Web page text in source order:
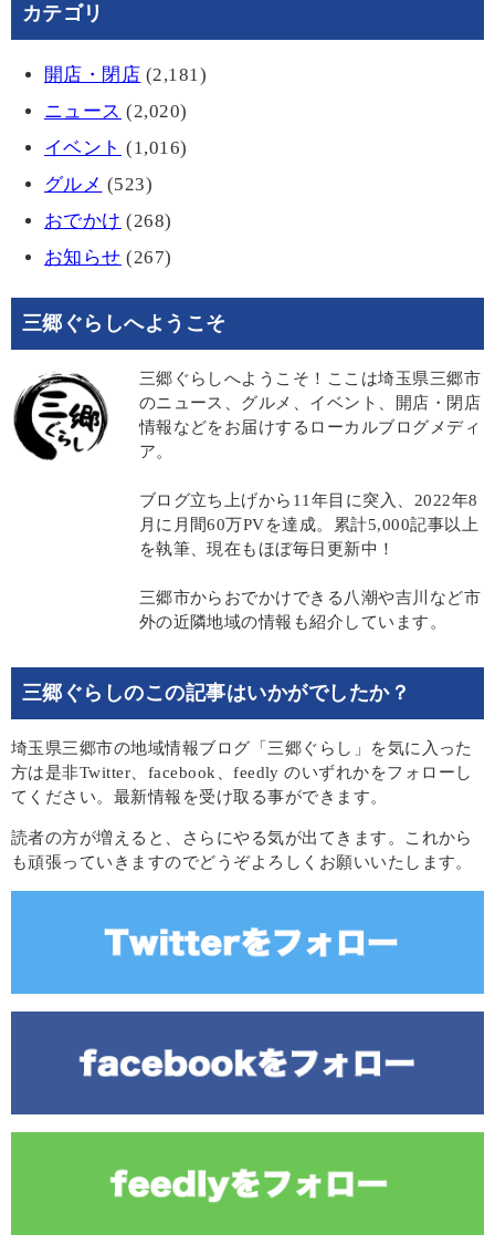
カテゴリ
開店・閉店 (2,181)
ニュース (2,020)
イベント (1,016)
グルメ (523)
おでかけ (268)
お知らせ (267)
三郷ぐらしへようこそ
三郷ぐらしへようこそ！ここは埼玉県三郷市
のニュース、グルメ、イベント、開店・閉店
情報などをお届けするローカルブログメディ
ア。
ブログ立ち上げから11年目に突入、2022年8
月に月間60万PVを達成。累計5,000記事以上
を執筆、現在もほぼ毎日更新中！
三郷市からおでかけできる八潮や吉川など市
外の近隣地域の情報も紹介しています。
三郷ぐらしのこの記事はいかがでしたか？
埼玉県三郷市の地域情報ブログ「三郷ぐらし」を気に入った
方は是非Twitter、facebook、feedly のいずれかをフォローし
てください。最新情報を受け取る事ができます。
読者の方が増えると、さらにやる気が出てきます。これから
も頑張っていきますのでどうぞよろしくお願いいたします。